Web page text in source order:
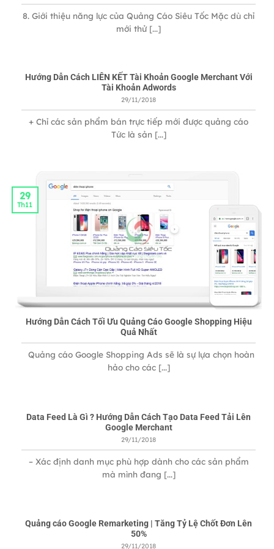
8. Giới thiệu năng lực của Quảng Cáo Siêu Tốc Mặc dù chỉ
mới thử [...]
Hướng Dẫn Cách LIÊN KẾT Tài Khoản Google Merchant Với
Tài Khoản Adwords
29/11/2018
+ Chỉ các sản phẩm bán trực tiếp mới được quảng cáo
Tức là sản [...]
Hướng Dẫn Cách Tối Ưu Quảng Cáo Google Shopping Hiệu
Quả Nhất
Quảng cáo Google Shopping Ads sẽ là sự lựa chọn hoàn
hảo cho các [...]
29
Th11
Data Feed Là Gì ? Hướng Dẫn Cách Tạo Data Feed Tải Lên
Google Merchant
29/11/2018
– Xác định danh mục phù hợp dành cho các sản phẩm
mà mình đang [...]
Quảng cáo Google Remarketing | Tăng Tỷ Lệ Chốt Đơn Lên
50%
29/11/2018